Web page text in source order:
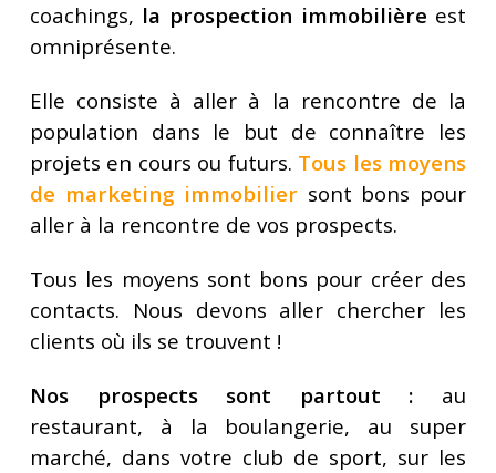
coachings, la prospection immobilière est
omniprésente.
Elle consiste à aller à la rencontre de la
population dans le but de connaître les
projets en cours ou futurs. Tous les moyens
de marketing immobilier sont bons pour
aller à la rencontre de vos prospects.
Tous les moyens sont bons pour créer des
contacts. Nous devons aller chercher les
clients où ils se trouvent !
Nos prospects sont partout : au
restaurant, à la boulangerie, au super
marché, dans votre club de sport, sur les